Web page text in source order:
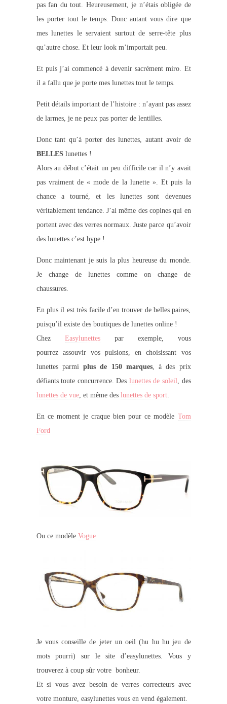
pas fan du tout. Heureusement, je n’étais obligée de
les porter tout le temps. Donc autant vous dire que
mes lunettes le servaient surtout de serre-tête plus
qu’autre chose. Et leur look m’importait peu.
Et puis j’ai commencé à devenir sacrément miro. Et
il a fallu que je porte mes lunettes tout le temps.
Petit détails important de l’histoire : n’ayant pas assez
de larmes, je ne peux pas porter de lentilles.
Donc tant qu’à porter des lunettes, autant avoir de
BELLESlunettes !
Alors au début c’était un peu difficile car il n’y avait
pas vraiment de « mode de la lunette ». Et puis la
chance a tourné, et les lunettes sont devenues
véritablement tendance. J’ai même des copines qui en
portent avec des verres normaux. Juste parce qu’avoir
des lunettes c’est hype !
Donc maintenant je suis la plus heureuse du monde.
Je change de lunettes comme on change de
chaussures.
En plus il est très facile d’en trouver de belles paires,
puisqu’il existe des boutiques de lunettes online !
Chez Easylunettespar exemple, vous
pourrez assouvir vos pulsions, en choisissant vos
lunettes parmi plus de 150 marques, à des prix
défiants toute concurrence. Des lunettes de soleil , des
lunettes de vue, et même des lunettes de sport.
En ce moment je craque bien pour ce modèle Tom
Ford
Ou ce modèle Vogue
Je vous conseille de jeter un oeil(hu hu hu jeu de
mots pourri) sur le site d’easylunettes. Vous y
trouverez à coup sûr votre bonheur.
Et si vous avez besoin de verres correcteurs avec
votre monture, easylunettes vous en vend également.